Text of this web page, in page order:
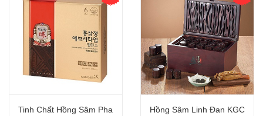
Tinh Chất Hồng Sâm Pha
Hồng Sâm Linh Đan KGC